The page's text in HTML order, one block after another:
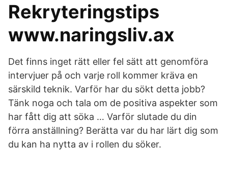
Rekryteringstips
www.naringsliv.ax
Det finns inget rätt eller fel sätt att genomföra
intervjuer på och varje roll kommer kräva en
särskild teknik. Varför har du sökt detta jobb?
Tänk noga och tala om de positiva aspekter som
har fått dig att söka … Varför slutade du din
förra anställning? Berätta var du har lärt dig som
du kan ha nytta av i rollen du söker.